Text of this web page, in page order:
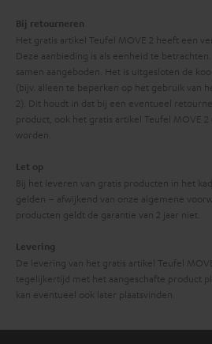
Bij retourneren
Het gratis artikel Teufel MOVE 2 heeft een
Deze aanbieding is als eenheid te
samen aangeboden. Het is uitgesloten de
(bijv. alleen te beperken op het gebruik van
2). Dit houdt in dat bij een eventueel
product, ook het gratis artikel Teufel MOVE
worden.
Let op
Bij het leveren van gratis producten in het
gelden – afwijkend van onze algemene
producten geldt de garantie van 2 jaar niet.
Levering
De levering van het gratis artikel Teufel
tegelijkertijd met het aangeschafte product
kan eventueel ook later plaatsvinden.